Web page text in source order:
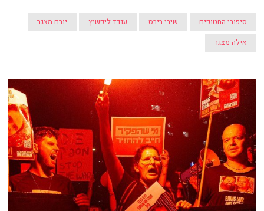
סיפורי החטופים שירי ביבס עודד ליפשיץ
יורם מצגר
אילה מצגר